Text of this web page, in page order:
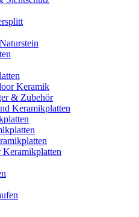
Keramik
& Zubehör
Keramikplatten